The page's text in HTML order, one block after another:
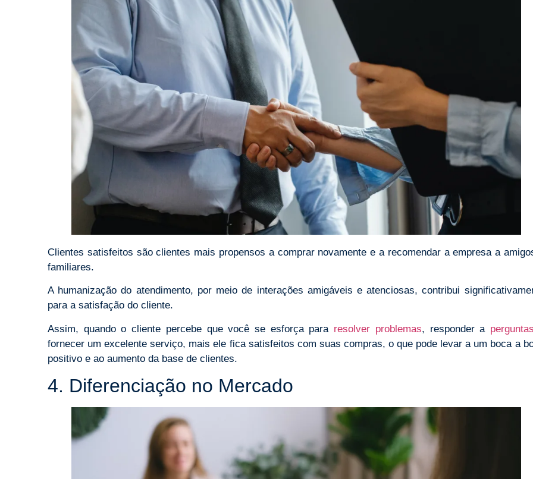
Clientes satisfeitos são clientes mais propensos a comprar novamente e a recomendar a empresa a
familiares.
A humanização do atendimento, por meio de interações amigáveis e atenciosas, contribui
para a satisfação do cliente.
Assim, quando o cliente percebe que você se esforça para resolver problemas, responder a perguntas
fornecer um excelente serviço, mais ele fica satisfeitos com suas compras, o que pode levar a um boca a
positivo e ao aumento da base de clientes.
4. Diferenciação no Mercado